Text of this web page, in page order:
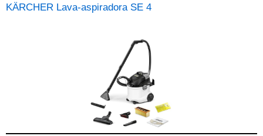
KÄRCHER Lava-aspiradora SE 4